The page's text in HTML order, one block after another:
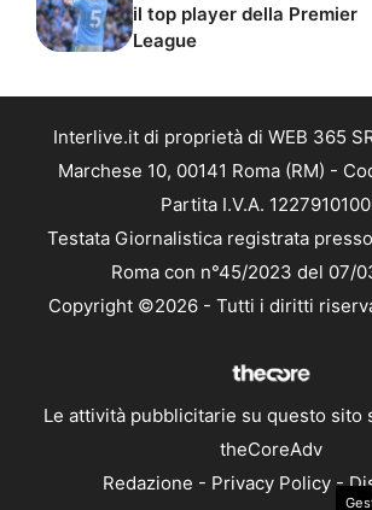
il top player della Premier
League
Interlive.it di proprietà di WEB 365
Marchese 10, 00141 Roma (RM) -
Partita I.V.A.
Testata Giornalistica registrata
Roma con n°45/2023 del 07/
Copyright ©2026 - Tutti i diritti
Le attività pubblicitarie su questo sito
theCoreAdv
Redazione - Privacy Policy-